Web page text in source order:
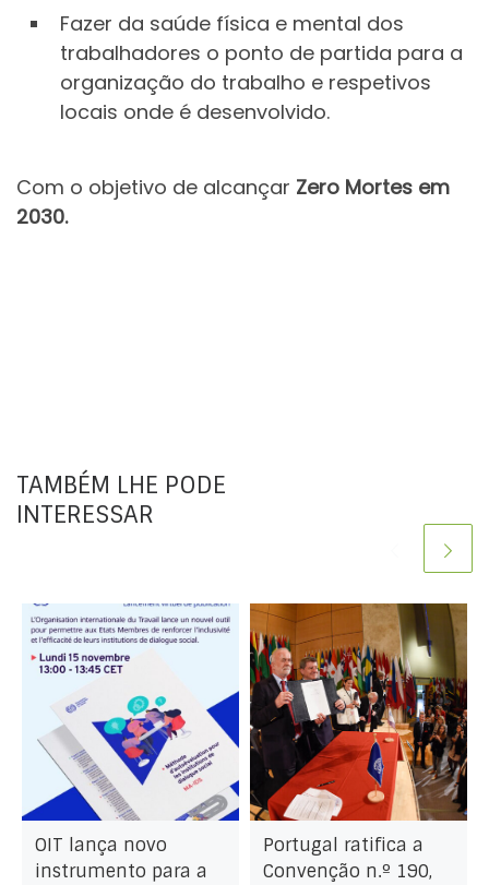
Fazer da saúde física e mental dos
trabalhadores o ponto de partida para a
organização do trabalho e respetivos
locais onde é desenvolvido.
Com o objetivo de alcançar Zero Mortes em
2030.
TAMBÉM LHE PODE
INTERESSAR
OIT lança novo
instrumento para a
Portugal ratifica a
Convenção n.º 190,